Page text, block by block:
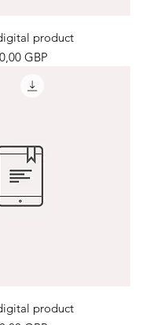
product
GBP
product